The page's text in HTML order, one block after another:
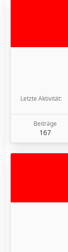
Letzte Aktivität
Beiträge
167